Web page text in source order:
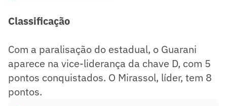
Classificação
Com a paralisação do estadual, o Guarani
aparece na vice-liderança da chave D, com 5
pontos conquistados. O Mirassol, líder, tem 8
pontos.